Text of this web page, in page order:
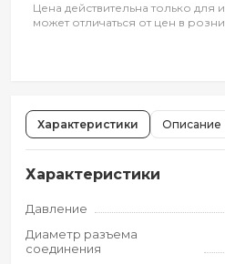
Цена действительна только для
может отличаться от цен в
Характеристики Описание
Характеристики
Давление
Диаметр разъема
соединения